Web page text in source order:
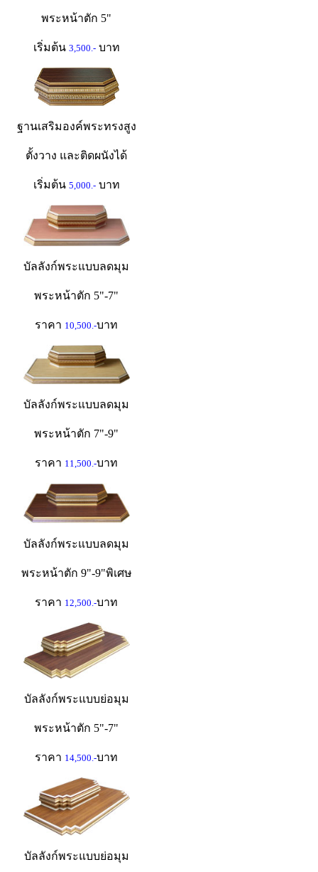
พระหน้าตัก 5"
เริ่มต้น 3,500.- บาท
ฐานเสริมองค์พระทรงสูง
ตั้งวาง และติดผนังได้
เริ่มต้น 5,000.- บาท
บัลลังก์พระแบบลดมุม
พระหน้าตัก 5"-7"
ราคา 10,500.-บาท
บัลลังก์พระแบบลดมุม
พระหน้าตัก 7"-9"
ราคา 11,500.-บาท
บัลลังก์พระแบบลดมุม
พระหน้าตัก 9"-9"พิเศษ
ราคา 12,500.-บาท
บัลลังก์พระแบบย่อมุม
พระหน้าตัก 5"-7"
ราคา 14,500.-บาท
บัลลังก์พระแบบย่อมุม